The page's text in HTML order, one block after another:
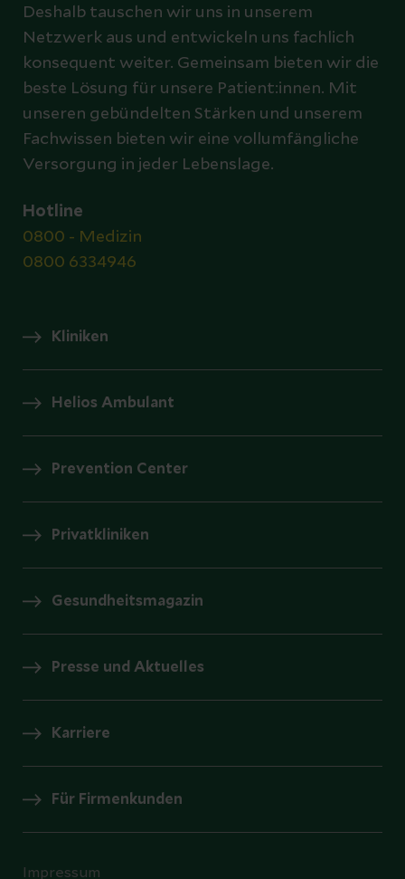
Deshalb tauschen wir uns in unserem
Netzwerk aus und entwickeln uns fachlich
konsequent weiter. Gemeinsam bieten wir die
beste Lösung für unsere Patient:innen. Mit
unseren gebündelten Stärken und unserem
Fachwissen bieten wir eine vollumfängliche
Versorgung in jeder Lebenslage.
Hotline
0800 - Medizin
0800 6334946
Kliniken
Helios Ambulant
Prevention Center
Privatkliniken
Gesundheitsmagazin
Presse und Aktuelles
Karriere
Für Firmenkunden
Impressum